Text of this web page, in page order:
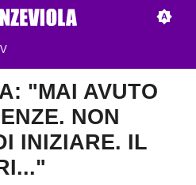
"MAI AVUTO
NON
INIZIARE. IL